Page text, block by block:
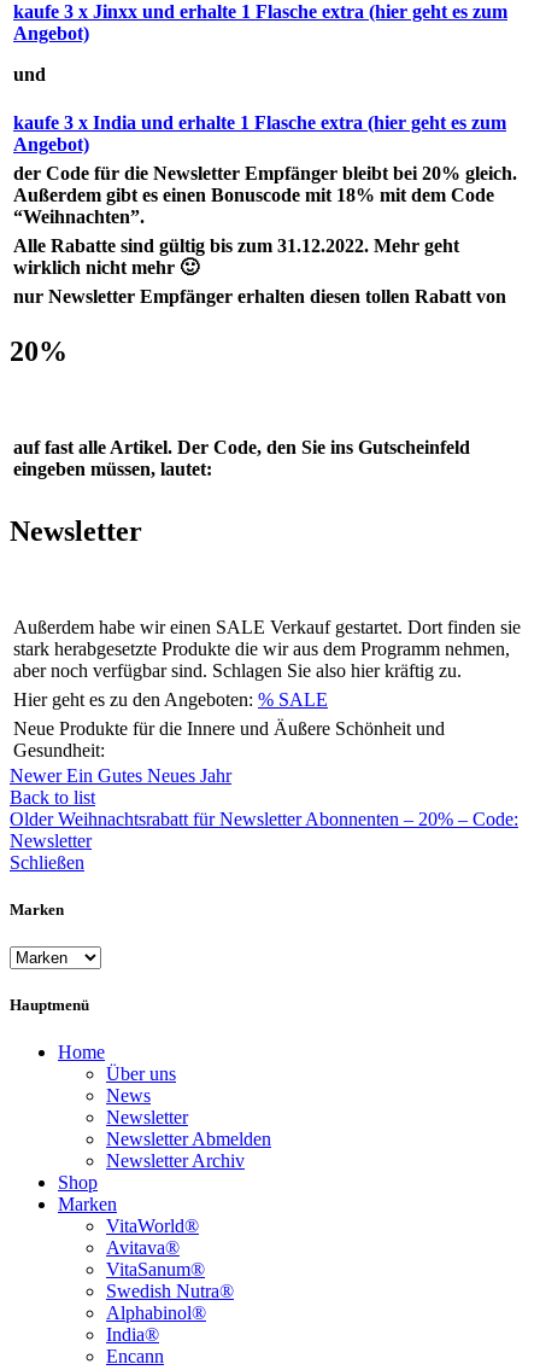
kaufe 3 x Jinxx und erhalte 1 Flasche extra (hier geht es zum
Angebot)
und
kaufe 3 x India und erhalte 1 Flasche extra (hier geht es zum
Angebot)
der Code für die Newsletter Empfänger bleibt bei 20% gleich.
Außerdem gibt es einen Bonuscode mit 18% mit dem Code
“Weihnachten”.
Alle Rabatte sind gültig bis zum 31.12.2022. Mehr geht
wirklich nicht mehr 🙂
nur Newsletter Empfänger erhalten diesen tollen Rabatt von
20%
auf fast alle Artikel. Der Code, den Sie ins Gutscheinfeld
eingeben müssen, lautet:
Newsletter
Außerdem habe wir einen SALE Verkauf gestartet. Dort finden sie
stark herabgesetzte Produkte die wir aus dem Programm nehmen,
aber noch verfügbar sind. Schlagen Sie also hier kräftig zu.
Hier geht es zu den Angeboten: % SALE
Neue Produkte für die Innere und Äußere Schönheit und
Gesundheit:
Newer Ein Gutes Neues Jahr
Back to list
Older Weihnachtsrabatt für Newsletter Abonnenten – 20% – Code:
Newsletter
Schließen
Marken
Hauptmenü
Home
Über uns
News
Newsletter
Newsletter Abmelden
Newsletter Archiv
Shop
Marken
VitaWorld®
Avitava®
VitaSanum®
Swedish Nutra®
Alphabinol®
India®
Encann